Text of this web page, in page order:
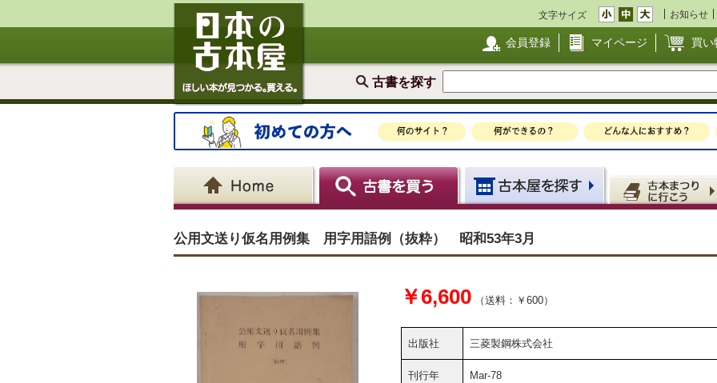
文字サイズ お知らせ
会員登録 マイページ 買い
古書を探す
公用文送り仮名用例集 用字用語例（抜粋） 昭和53年3月
￥6,600 （送料：￥600）
出版社 三菱製鋼株式会社
刊行年 Mar-78